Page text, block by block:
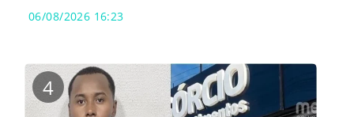
06/08/2026 16:23
4